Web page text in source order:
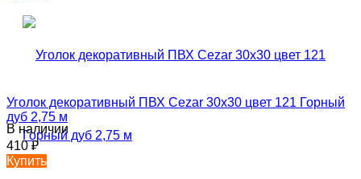
Уголок декоративный ПВХ Cezar 30х30 цвет 121 Горный
дуб 2,75 м
В наличии
410₽
Купить